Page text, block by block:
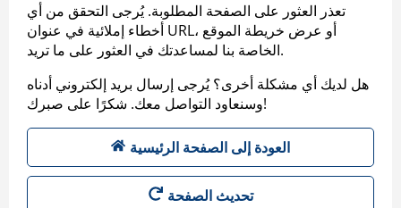
تعذر العثور على الصفحة المطلوبة. يُرجى التحقق من أي
أخطاء إملائية في عنوان URL، أو عرض خريطة الموقع
الخاصة بنا لمساعدتك في العثور على ما تريد.
هل لديك أي مشكلة أخرى؟ يُرجى إرسال بريد إلكتروني أدناه
وسنعاود التواصل معك. شكرًا على صبرك!
العودة إلى الصفحة الرئيسية
تحديث الصفحة